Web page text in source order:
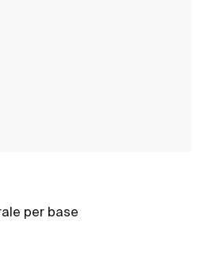
per base